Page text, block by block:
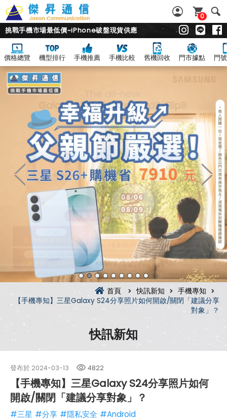
0
挑戰手機市場最低價~iPhone破盤現貨供應
價格總覽 機型排行 手機推薦 手機比較 舊機回收 門市據點 門
首頁 快訊新知
手機專知
【手機專知】三星Galaxy S24分享照片如何開啟/關閉「建議分享
對象」？
快訊新知
發布於 2024-03-13 4822
【手機專知】三星Galaxy S24分享照片如何
開啟/關閉「建議分享對象」？
#三星 #分享 #隱私安全 #Android